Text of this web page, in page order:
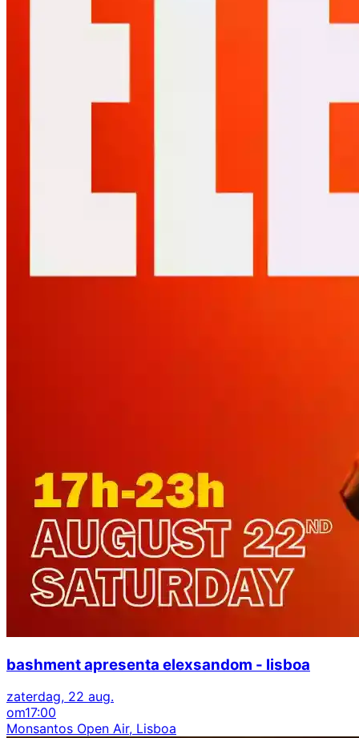
bashment apresenta elexsandom - lisboa
zaterdag, 22 aug.
om17:00
Monsantos Open Air, Lisboa